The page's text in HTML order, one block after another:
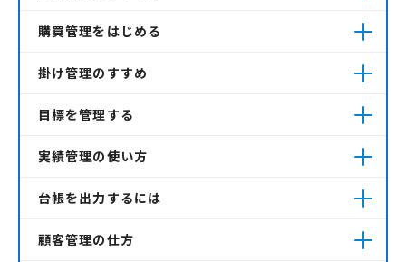
購買管理をはじめる
掛け管理のすすめ
目標を管理する
実績管理の使い方
台帳を出力するには
顧客管理の仕方